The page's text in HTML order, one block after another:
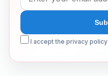
I accept the privacy policy